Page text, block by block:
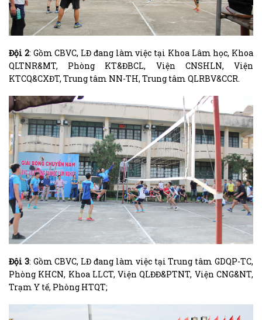
Đội 2: Gồm CBVC, LĐ đang làm việc tại Khoa Lâm học, Khoa
QLTNR&MT, Phòng KT&ĐBCL, Viện CNSHLN, Viện
KTCQ&CXĐT, Trung tâm NN-TH, Trung tâm QLRBV&CCR.
Đội 3: Gồm CBVC, LĐ đang làm việc tại Trung tâm GDQP-TC,
Phòng KHCN, Khoa LLCT, Viện QLĐĐ&PTNT, Viện CNG&NT,
Trạm Y tế, Phòng HTQT;